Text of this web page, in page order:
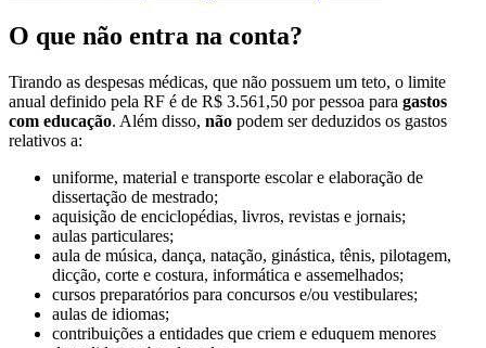
O que não entra na conta?
Tirando as despesas médicas, que não possuem um teto, o limite
anual definido pela RF é de R$ 3.561,50 por pessoa para gastos
com educação. Além disso, não podem ser deduzidos os gastos
relativos a:
uniforme, material e transporte escolar e elaboração de
dissertação de mestrado;
aquisição de enciclopédias, livros, revistas e jornais;
aulas particulares;
aula de música, dança, natação, ginástica, tênis, pilotagem,
dicção, corte e costura, informática e assemelhados;
cursos preparatórios para concursos e/ou vestibulares;
aulas de idiomas;
contribuições a entidades que criem e eduquem menores